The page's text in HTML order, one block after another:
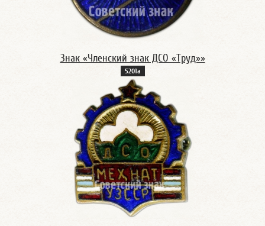
Знак «Членский знак ДСО «Труд»»
5201а